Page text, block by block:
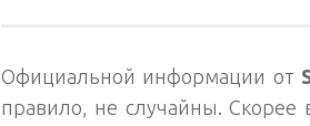
Официальной информации от
правило, не случайны. Скорее